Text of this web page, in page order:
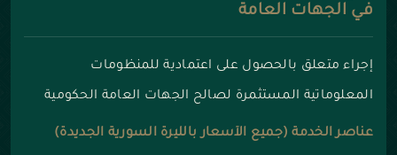
في الجهات العامة
إجراء متعلق بالحصول على اعتمادية للمنظومات
المعلوماتية المستثمرة لصالح الجهات العامة الحكومية
عناصر الخدمة (جميع الأسعار بالليرة السورية الجديدة)